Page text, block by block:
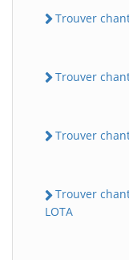
Trouver
Trouver
Trouver
Trouver
LOTA